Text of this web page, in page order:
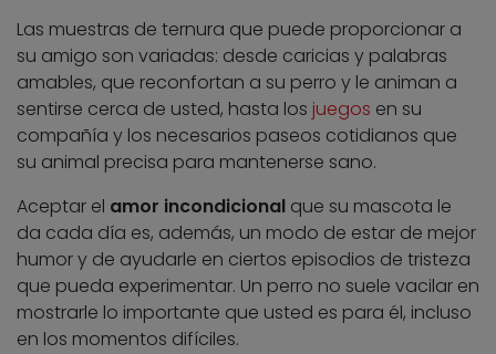
Las muestras de ternura que puede proporcionar a
su amigo son variadas: desde caricias y palabras
amables, que reconfortan a su perro y le animan a
sentirse cerca de usted, hasta los juegos en su
compañía y los necesarios paseos cotidianos que
su animal precisa para mantenerse sano.
Aceptar el amor incondicional que su mascota le
da cada día es, además, un modo de estar de mejor
humor y de ayudarle en ciertos episodios de tristeza
que pueda experimentar. Un perro no suele vacilar en
mostrarle lo importante que usted es para él, incluso
en los momentos difíciles.